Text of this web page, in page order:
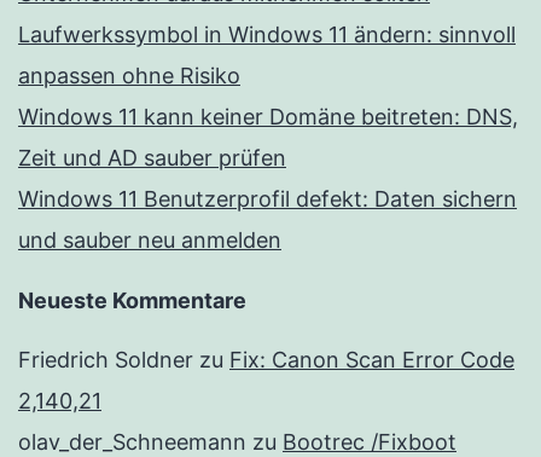
Laufwerkssymbol in Windows 11 ändern: sinnvoll
anpassen ohne Risiko
Windows 11 kann keiner Domäne beitreten: DNS,
Zeit und AD sauber prüfen
Windows 11 Benutzerprofil defekt: Daten sichern
und sauber neu anmelden
Neueste Kommentare
Friedrich Soldner zu Fix: Canon Scan Error Code
2,140,21
olav_der_Schneemann zu Bootrec /Fixboot